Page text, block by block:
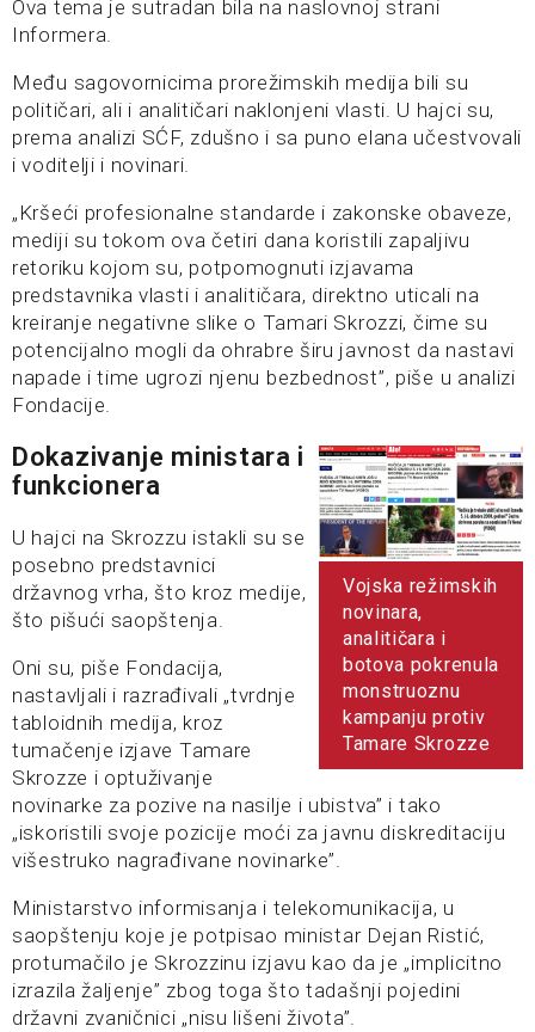
Ova tema je sutradan bila na naslovnoj strani
Informera.
Među sagovornicima prorežimskih medija bili su
političari, ali i analitičari naklonjeni vlasti. U hajci su,
prema analizi SĆF, zdušno i sa puno elana učestvovali
i voditelji i novinari.
„Kršeći profesionalne standarde i zakonske obaveze,
mediji su tokom ova četiri dana koristili zapaljivu
retoriku kojom su, potpomognuti izjavama
predstavnika vlasti i analitičara, direktno uticali na
kreiranje negativne slike o Tamari Skrozzi, čime su
potencijalno mogli da ohrabre širu javnost da nastavi
napade i time ugrozi njenu bezbednost”, piše u analizi
Fondacije.
Vojska režimskih
novinara,
analitičara i
botova pokrenula
monstruoznu
kampanju protiv
Tamare Skrozze
Dokazivanje ministara i
funkcionera
U hajci na Skrozzu istakli su se
posebno predstavnici
državnog vrha, što kroz medije,
što pišući saopštenja.
Oni su, piše Fondacija,
nastavljali i razrađivali „tvrdnje
tabloidnih medija, kroz
tumačenje izjave Tamare
Skrozze i optuživanje
novinarke za pozive na nasilje i ubistva” i tako
„iskoristili svoje pozicije moći za javnu diskreditaciju
višestruko nagrađivane novinarke”.
Ministarstvo informisanja i telekomunikacija, u
saopštenju koje je potpisao ministar Dejan Ristić,
protumačilo je Skrozzinu izjavu kao da je „implicitno
izrazila žaljenje” zbog toga što tadašnji pojedini
državni zvaničnici „nisu lišeni života”.